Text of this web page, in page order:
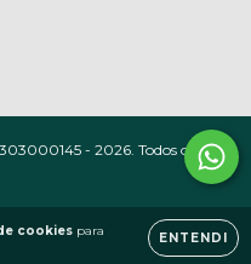
cookies para
ENTENDI
- 2026. Todos os